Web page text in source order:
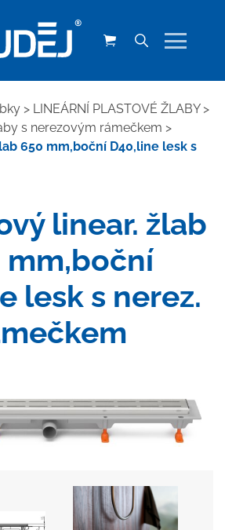
> LINEÁRNÍ PLASTOVÉ ŽLABY>
s nerezovým rámečkem >
650 mm,boční D40,line lesk s
linear. žlab
mm,boční
lesk s nerez.